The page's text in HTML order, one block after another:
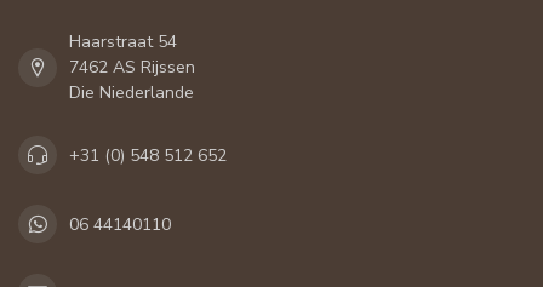
Haarstraat 54
7462 AS Rijssen
Die Niederlande
+31 (0) 548 512 652
06 44140110